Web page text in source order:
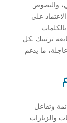
والنصوص
على
ترتيبك لكل
ما يدعم
وتفاعل
والزيارات